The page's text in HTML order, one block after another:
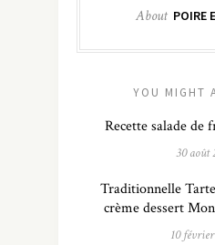
About POIRE
YOU MIGHT
Recette salade de
30 août
Traditionnelle
crème dessert
10